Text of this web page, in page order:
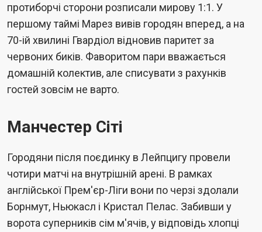
протиборчі сторони розписали мирову 1:1. У
першому таймі Марез вивів городян вперед, а на
70-ій хвилині Гвардіол відновив паритет за
червоних биків. Фаворитом пари вважається
домашній колектив, але списувати з рахунків
гостей зовсім не варто.
Манчестер Сіті
Городяни після поєдинку в Лейпцигу провели
чотири матчі на внутрішній арені. В рамках
англійської Прем'єр-Ліги вони по черзі здолали
Борнмут, Ньюкасл і Кристал Пелас. Забивши у
ворота суперників сім м'ячів, у відповідь хлопці